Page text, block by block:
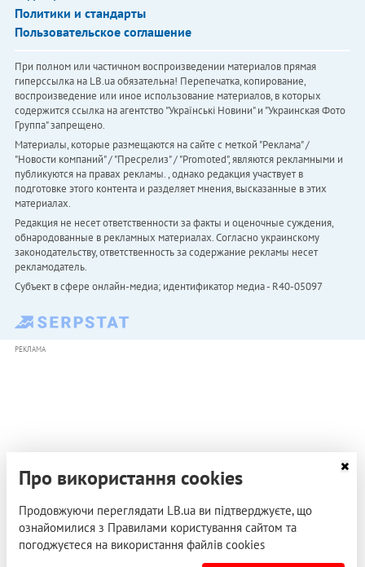
Политики и стандарты
Пользовательское соглашение
При полном или частичном воспроизведении материалов прямая
гиперссылка на LB.ua обязательна! Перепечатка, копирование,
воспроизведение или иное использование материалов, в которых
содержится ссылка на агентство "Українськi Новини" и "Украинская Фото
Группа" запрещено.
Материалы, которые размещаются на сайте с меткой "Реклама" /
"Новости компаний" / "Пресрелиз" / "Promoted", являются рекламными и
публикуются на правах рекламы. , однако редакция участвует в
подготовке этого контента и разделяет мнения, высказанные в этих
материалах.
Редакция не несет ответственности за факты и оценочные суждения,
обнародованные в рекламных материалах. Согласно украинскому
законодательству, ответственность за содержание рекламы несет
рекламодатель.
Субъект в сфере онлайн-медиа; идентификатор медиа - R40-05097
РЕКЛАМА
Про використання cookies
Продовжуючи переглядати LB.ua ви підтверджуєте, що
ознайомилися з Правилами користування сайтом та
погоджуєтеся на використання файлів cookies